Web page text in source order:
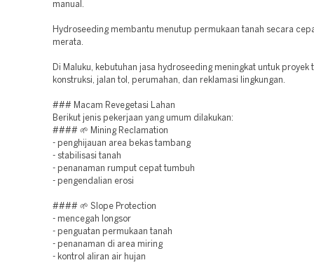
manual.
Hydroseeding membantu menutup permukaan tanah secara
merata.
Di Maluku, kebutuhan jasa hydroseeding meningkat untuk proyek
konstruksi, jalan tol, perumahan, dan reklamasi lingkungan.
### Macam Revegetasi Lahan
Berikut jenis pekerjaan yang umum dilakukan:
#### 🌱 Mining Reclamation
- penghijauan area bekas tambang
- stabilisasi tanah
- penanaman rumput cepat tumbuh
- pengendalian erosi
#### 🌱 Slope Protection
- mencegah longsor
- penguatan permukaan tanah
- penanaman di area miring
- kontrol aliran air hujan